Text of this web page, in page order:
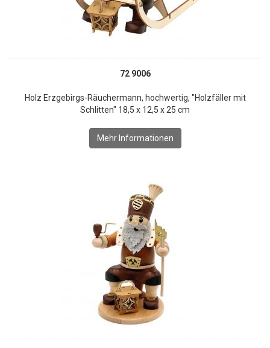
72 9006
Holz Erzgebirgs-Räuchermann, hochwertig, "Holzfäller mit
Schlitten" 18,5 x 12,5 x 25 cm
Mehr Informationen